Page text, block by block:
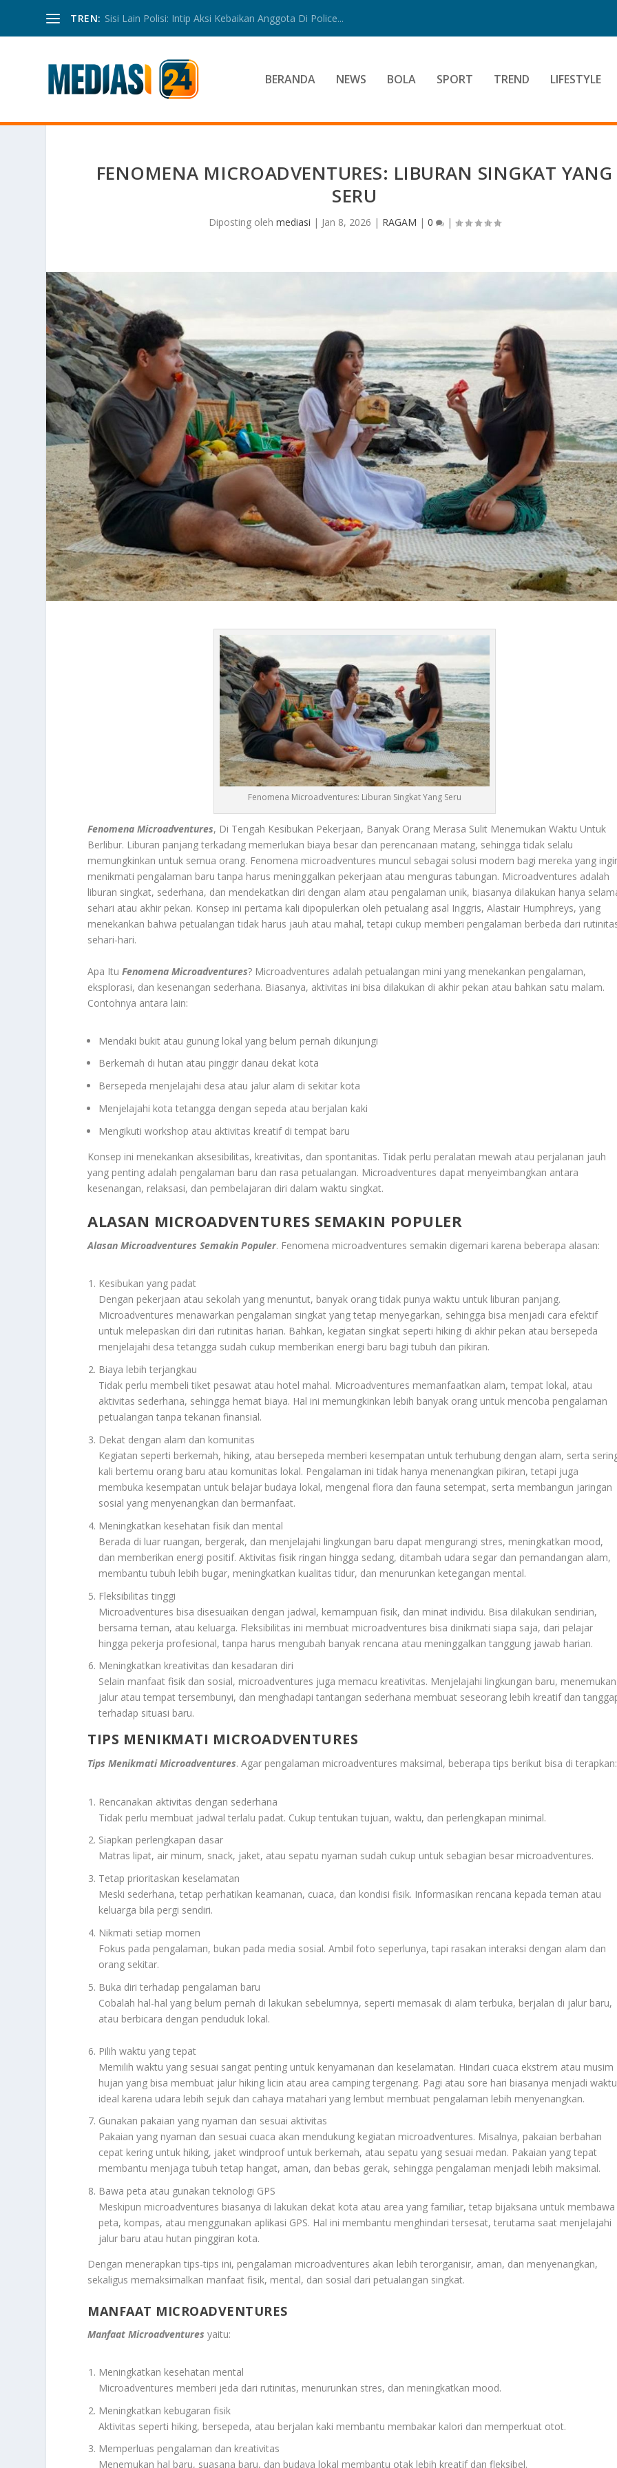
TREN: Sisi Lain Polisi: Intip Aksi Kebaikan Anggota Di Police...
BERANDA NEWS BOLA SPORT TREND LIFESTYLE
FENOMENA MICROADVENTURES: LIBURAN SINGKAT YANG
SERU
Diposting oleh mediasi | Jan 8, 2026 | RAGAM | 0 |
Fenomena Microadventures: Liburan Singkat Yang Seru
Fenomena Microadventures, Di Tengah Kesibukan Pekerjaan, Banyak Orang Merasa Sulit Menemukan Waktu Untuk
Berlibur. Liburan panjang terkadang memerlukan biaya besar dan perencanaan matang, sehingga tidak selalu
memungkinkan untuk semua orang. Fenomena microadventures muncul sebagai solusi modern bagi mereka yang
menikmati pengalaman baru tanpa harus meninggalkan pekerjaan atau menguras tabungan. Microadventures adalah
liburan singkat, sederhana, dan mendekatkan diri dengan alam atau pengalaman unik, biasanya dilakukan hanya
sehari atau akhir pekan. Konsep ini pertama kali dipopulerkan oleh petualang asal Inggris, Alastair Humphreys, yang
menekankan bahwa petualangan tidak harus jauh atau mahal, tetapi cukup memberi pengalaman berbeda dari
sehari-hari.
Apa ItuFenomena Microadventures? Microadventures adalah petualangan mini yang menekankan pengalaman,
eksplorasi, dan kesenangan sederhana. Biasanya, aktivitas ini bisa dilakukan di akhir pekan atau bahkan satu malam.
Contohnya antara lain:
Mendaki bukit atau gunung lokal yang belum pernah dikunjungi
Berkemah di hutan atau pinggir danau dekat kota
Bersepeda menjelajahi desa atau jalur alam di sekitar kota
Menjelajahi kota tetangga dengan sepeda atau berjalan kaki
Mengikuti workshop atau aktivitas kreatif di tempat baru
Konsep ini menekankan aksesibilitas, kreativitas, dan spontanitas. Tidak perlu peralatan mewah atau perjalanan jauh
yang penting adalah pengalaman baru dan rasa petualangan. Microadventures dapat menyeimbangkan antara
kesenangan, relaksasi, dan pembelajaran diri dalam waktu singkat.
ALASAN MICROADVENTURES SEMAKIN POPULER
Alasan Microadventures Semakin Populer. Fenomena microadventures semakin digemari karena beberapa alasan:
Kesibukan yang padat
Dengan pekerjaan atau sekolah yang menuntut, banyak orang tidak punya waktu untuk liburan panjang.
Microadventures menawarkan pengalaman singkat yang tetap menyegarkan, sehingga bisa menjadi cara efektif
untuk melepaskan diri dari rutinitas harian. Bahkan, kegiatan singkat seperti hiking di akhir pekan atau bersepeda
menjelajahi desa tetangga sudah cukup memberikan energi baru bagi tubuh dan pikiran.
Biaya lebih terjangkau
Tidak perlu membeli tiket pesawat atau hotel mahal. Microadventures memanfaatkan alam, tempat lokal, atau
aktivitas sederhana, sehingga hemat biaya. Hal ini memungkinkan lebih banyak orang untuk mencoba pengalaman
petualangan tanpa tekanan finansial.
Dekat dengan alam dan komunitas
Kegiatan seperti berkemah, hiking, atau bersepeda memberi kesempatan untuk terhubung dengan alam, serta
kali bertemu orang baru atau komunitas lokal. Pengalaman ini tidak hanya menenangkan pikiran, tetapi juga
membuka kesempatan untuk belajar budaya lokal, mengenal flora dan fauna setempat, serta membangun jaringan
sosial yang menyenangkan dan bermanfaat.
Meningkatkan kesehatan fisik dan mental
Berada di luar ruangan, bergerak, dan menjelajahi lingkungan baru dapat mengurangi stres, meningkatkan mood,
dan memberikan energi positif. Aktivitas fisik ringan hingga sedang, ditambah udara segar dan pemandangan alam,
membantu tubuh lebih bugar, meningkatkan kualitas tidur, dan menurunkan ketegangan mental.
Fleksibilitas tinggi
Microadventures bisa disesuaikan dengan jadwal, kemampuan fisik, dan minat individu. Bisa dilakukan sendirian,
bersama teman, atau keluarga. Fleksibilitas ini membuat microadventures bisa dinikmati siapa saja, dari pelajar
hingga pekerja profesional, tanpa harus mengubah banyak rencana atau meninggalkan tanggung jawab harian.
Meningkatkan kreativitas dan kesadaran diri
Selain manfaat fisik dan sosial, microadventures juga memacu kreativitas. Menjelajahi lingkungan baru, menemukan
jalur atau tempat tersembunyi, dan menghadapi tantangan sederhana membuat seseorang lebih kreatif dan
terhadap situasi baru.
TIPS MENIKMATI MICROADVENTURES
Tips Menikmati Microadventures. Agar pengalaman microadventures maksimal, beberapa tips berikut bisa di terapkan:
Rencanakan aktivitas dengan sederhana
Tidak perlu membuat jadwal terlalu padat. Cukup tentukan tujuan, waktu, dan perlengkapan minimal.
Siapkan perlengkapan dasar
Matras lipat, air minum, snack, jaket, atau sepatu nyaman sudah cukup untuk sebagian besar microadventures.
Tetap prioritaskan keselamatan
Meski sederhana, tetap perhatikan keamanan, cuaca, dan kondisi fisik. Informasikan rencana kepada teman atau
keluarga bila pergi sendiri.
Nikmati setiap momen
Fokus pada pengalaman, bukan pada media sosial. Ambil foto seperlunya, tapi rasakan interaksi dengan alam dan
orang sekitar.
Buka diri terhadap pengalaman baru
Cobalah hal-hal yang belum pernah di lakukan sebelumnya, seperti memasak di alam terbuka, berjalan di jalur baru,
atau berbicara dengan penduduk lokal.
Pilih waktu yang tepat
Memilih waktu yang sesuai sangat penting untuk kenyamanan dan keselamatan. Hindari cuaca ekstrem atau musim
hujan yang bisa membuat jalur hiking licin atau area camping tergenang. Pagi atau sore hari biasanya menjadi waktu
ideal karena udara lebih sejuk dan cahaya matahari yang lembut membuat pengalaman lebih menyenangkan.
Gunakan pakaian yang nyaman dan sesuai aktivitas
Pakaian yang nyaman dan sesuai cuaca akan mendukung kegiatan microadventures. Misalnya, pakaian berbahan
cepat kering untuk hiking, jaket windproof untuk berkemah, atau sepatu yang sesuai medan. Pakaian yang tepat
membantu menjaga tubuh tetap hangat, aman, dan bebas gerak, sehingga pengalaman menjadi lebih maksimal.
Bawa peta atau gunakan teknologi GPS
Meskipun microadventures biasanya di lakukan dekat kota atau area yang familiar, tetap bijaksana untuk membawa
peta, kompas, atau menggunakan aplikasi GPS. Hal ini membantu menghindari tersesat, terutama saat menjelajahi
jalur baru atau hutan pinggiran kota.
Dengan menerapkan tips-tips ini, pengalaman microadventures akan lebih terorganisir, aman, dan menyenangkan,
sekaligus memaksimalkan manfaat fisik, mental, dan sosial dari petualangan singkat.
MANFAAT MICROADVENTURES
Manfaat Microadventures yaitu:
Meningkatkan kesehatan mental
Microadventures memberi jeda dari rutinitas, menurunkan stres, dan meningkatkan mood.
Meningkatkan kebugaran fisik
Aktivitas seperti hiking, bersepeda, atau berjalan kaki membantu membakar kalori dan memperkuat otot.
Memperluas pengalaman dan kreativitas
Menemukan hal baru, suasana baru, dan budaya lokal membantu otak lebih kreatif dan fleksibel.